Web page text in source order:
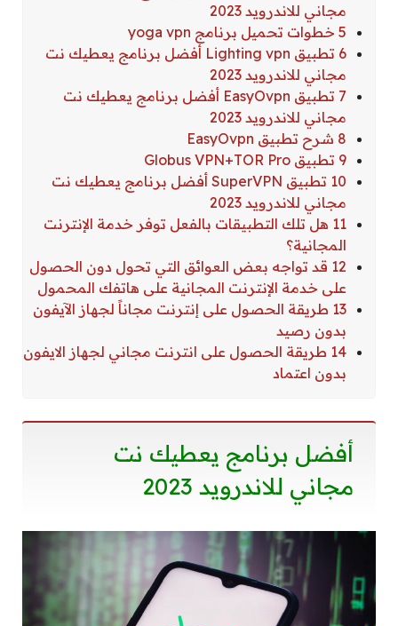
مجاني للاندرويد 2023
5 خطوات تحميل برنامج yoga vpn
6 تطبيق Lighting vpn أفضل برنامج يعطيك نت
مجاني للاندرويد 2023
7 تطبيق EasyOvpn أفضل برنامج يعطيك نت
مجاني للاندرويد 2023
8 شرح تطبيق EasyOvpn
9 تطبيق Globus VPN+TOR Pro
10 تطبيق SuperVPN أفضل برنامج يعطيك نت
مجاني للاندرويد 2023
11 هل تلك التطبيقات بالفعل توفر خدمة الإنترنت
المجانية؟
12 قد تواجه بعض العوائق التي تحول دون الحصول
على خدمة الإنترنت المجانية على هاتفك المحمول
13 طريقة الحصول على إنترنت مجاناً لجهاز الآيفون
بدون رصيد
14 طريقة الحصول على انترنت مجاني لجهاز الايفون
بدون اعتماد
أفضل برنامج يعطيك نت
مجاني للاندرويد 2023